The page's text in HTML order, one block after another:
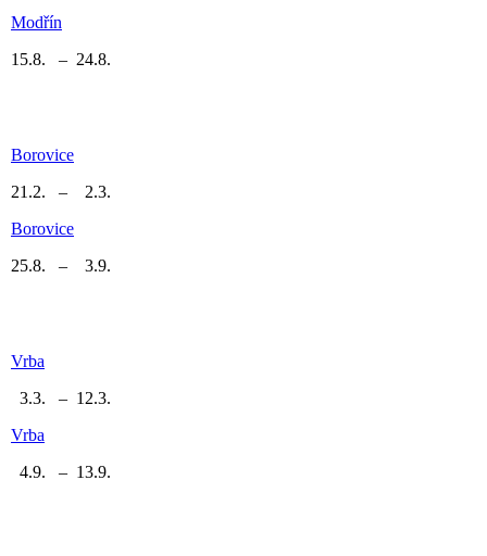
Modřín
15.8. – 24.8.
Borovice
21.2. – 2.3.
Borovice
25.8. – 3.9.
Vrba
3.3. – 12.3.
Vrba
4.9. – 13.9.